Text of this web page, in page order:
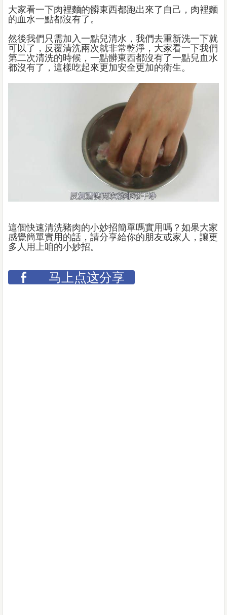
大家看一下肉裡麵的髒東西都跑出來了自己，肉裡麵
的血水一點都沒有了。
然後我們只需加入一點兒清水，我們去重新洗一下就
可以了，反覆清洗兩次就非常乾淨，大家看一下我們
第二次清洗的時候，一點髒東西都沒有了一點兒血水
都沒有了，這樣吃起來更加安全更加的衛生。
這個快速清洗豬肉的小妙招簡單嗎實用嗎？如果大家
感覺簡單實用的話，請分享給你的朋友或家人，讓更
多人用上咱的小妙招。
马上点这分享